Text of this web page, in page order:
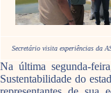
Secretário visita experiências da
Na última segunda-
Sustentabilidade do